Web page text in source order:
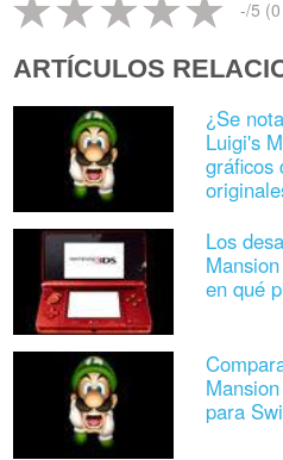
-/5 (0
ARTÍCULOS
¿Se
Luigi's
gráficos
Los
en qué
para